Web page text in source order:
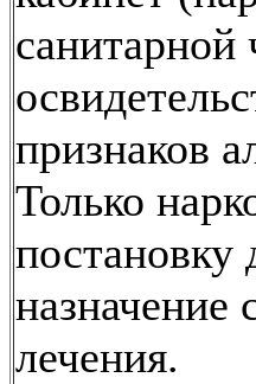
санитарной
признаков
Только
постановку
назначение
лечения.